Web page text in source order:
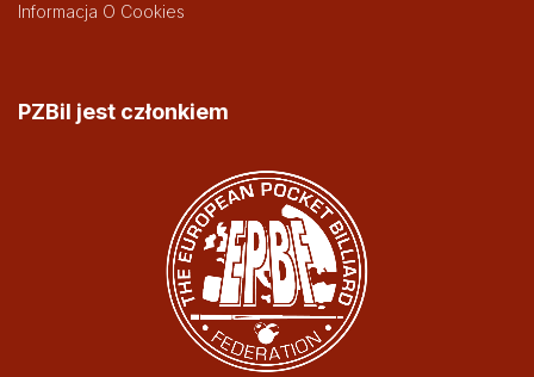
Informacja O Cookies
PZBil jest członkiem